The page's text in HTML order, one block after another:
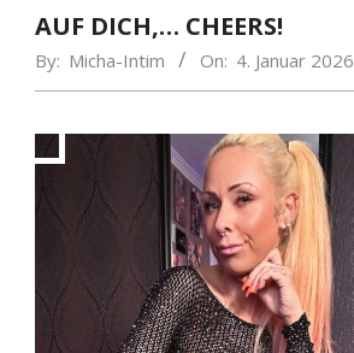
AUF DICH,… CHEERS!
By: Micha-Intim On: 4. Januar 2026